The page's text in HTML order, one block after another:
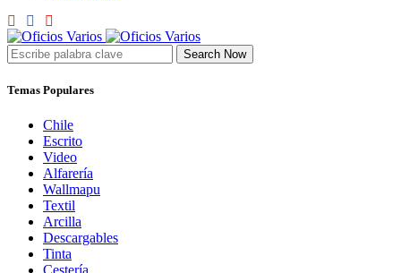
Search Now
Temas Populares
Chile
Escrito
Video
Alfarería
Wallmapu
Textil
Arcilla
Descargables
Tinta
Cestería